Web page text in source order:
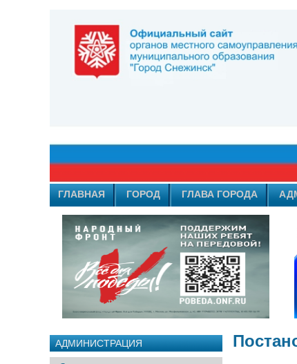
ГЛАВНАЯ ГОРОД ГЛАВА ГОРОДА
АДМИНИСТРАЦИЯ